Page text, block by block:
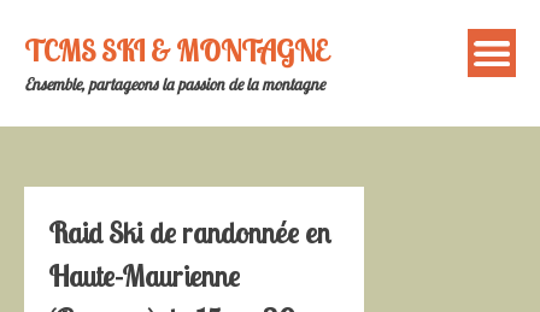
TCMS SKI & MONTAGNE
Ensemble, partageons la passion de la montagne
Raid Ski de randonnée en
Haute-Maurienne